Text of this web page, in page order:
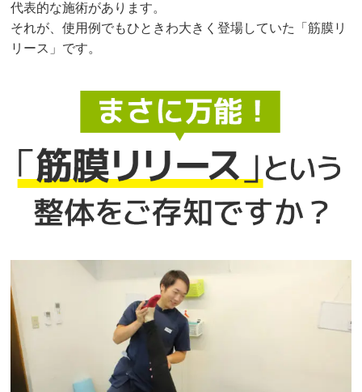
代表的な施術があります。
それが、使用例でもひときわ大きく登場していた「筋膜リ
リース」です。